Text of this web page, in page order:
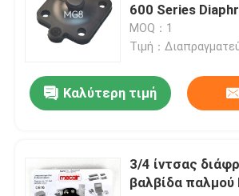
Διάφραγμα βαλβίδας παλμού
Υδραυλικό φίλτρο
πνευματική βαλβίδα
600 Series
Certified FDA
MOQ：1
Τιμή：
Καλύτερη τιμή
3/4 ίντσας
βαλβίδα παλμού